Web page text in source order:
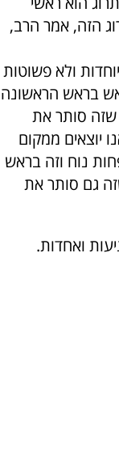
הזה, אמר הרב,
ולא פשוטות
בראש הראשונה
סותר את
יוצאים ממקום
נוח וזה בראש
גם סותר את
ואחדות.